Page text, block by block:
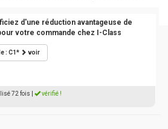
d'une réduction avantageuse de
votre commande chez I-Class
: C1* voir
72 fois vérifié !